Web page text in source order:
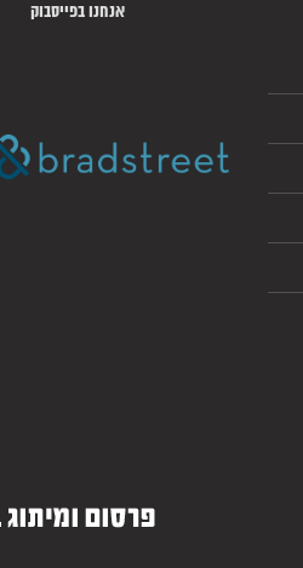
אנחנו בפייסבוק